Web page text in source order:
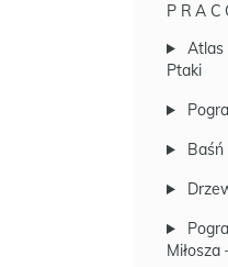
Atlas
Ptaki
Baśń